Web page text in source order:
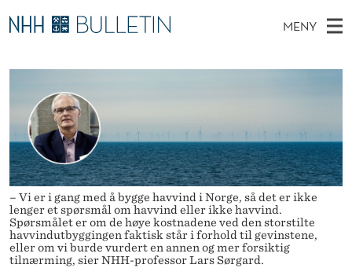
N
H
H
P
R
O
F
E
MENY
O
D
M
E
N
Y
Ø
T
S
T
E
D
E
T
Disputaser
Ekspertutvalg
Om Bulletin
– Vi er i gang med å bygge havvind i Norge, så det er ikke
lenger et spørsmål om havvind eller ikke havvind.
Spørsmålet er om de høye kostnadene ved den storstilte
havvindutbyggingen faktisk står i forhold til gevinstene,
eller om vi burde vurdert en annen og mer forsiktig
tilnærming, sier NHH-professor Lars Sørgard.